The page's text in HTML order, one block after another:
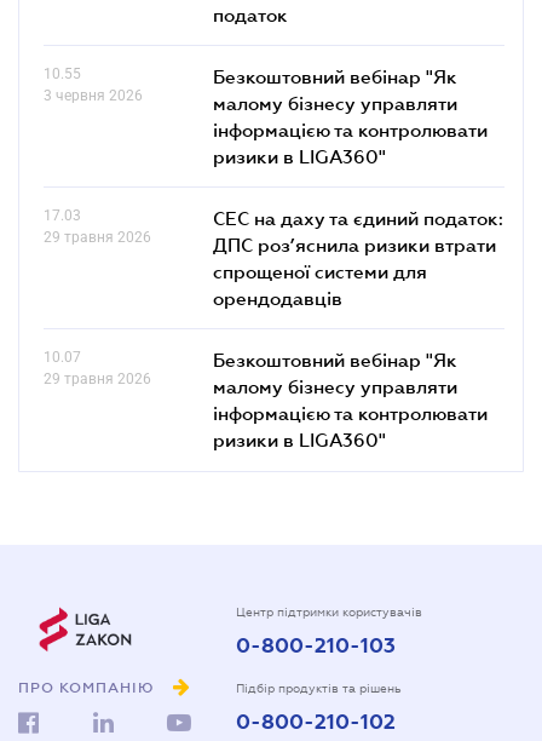
податок
10.55
3 червня 2026
Безкоштовний вебінар "Як
малому бізнесу управляти
інформацією та контролювати
ризики в LIGA360"
17.03
29 травня 2026
СЕС на даху та єдиний податок:
ДПС роз’яснила ризики втрати
спрощеної системи для
орендодавців
10.07
29 травня 2026
Безкоштовний вебінар "Як
малому бізнесу управляти
інформацією та контролювати
ризики в LIGA360"
ПРО КОМПАНІЮ
Центр підтримки користувачів
0-800-210-103
Підбір продуктів та рішень
0-800-210-102